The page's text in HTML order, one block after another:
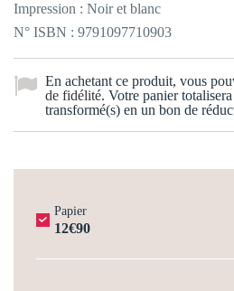
Impression : Noir et blanc
N° ISBN : 9791097710903
En achetant ce produit, vous
de fidélité. Votre panier totalisera
transformé(s) en un bon de
Papier
12€90